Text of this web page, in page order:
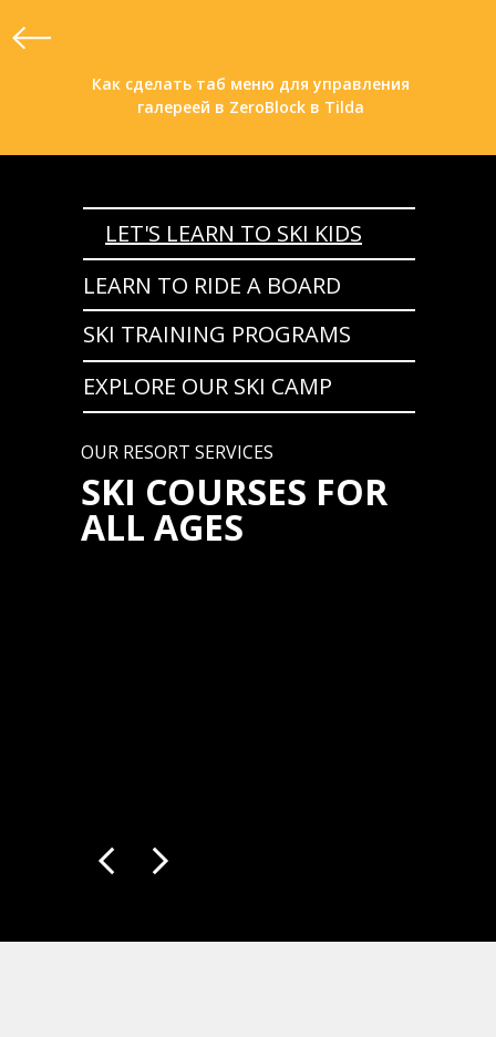
Как сделать таб меню для управления
галереей в ZeroBlock в Tilda
OUR RESORT SERVICES
SKI COURSES FOR
ALL AGES
LET'S LEARN TO SKI KIDS
LEARN TO RIDE A BOARD
SKI TRAINING PROGRAMS
EXPLORE OUR SKI CAMP